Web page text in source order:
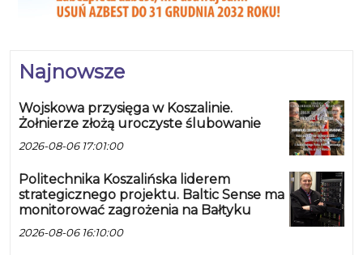
Najnowsze
Wojskowa przysięga w Koszalinie.
Żołnierze złożą uroczyste ślubowanie
2026-08-06 17:01:00
Politechnika Koszalińska liderem
strategicznego projektu. Baltic Sense ma
monitorować zagrożenia na Bałtyku
2026-08-06 16:10:00